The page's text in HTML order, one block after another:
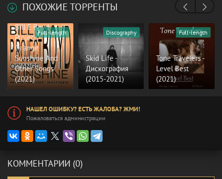
ПОХОЖИЕ ТОРРЕНТЫ
Bill E Boyd
Project -
Or'ange
Sunshine And
Other Songs
(2021)
Full-length
Skid Life -
Дискография
(2015-2021)
Discography
Tone Travelers -
Level Best
(2021)
Full-length
НАШЕЛ ОШИБКУ? ЕСТЬ ЖАЛОБА? ЖМИ!
Пожаловаться администрации
КОММЕНТАРИИ (0)